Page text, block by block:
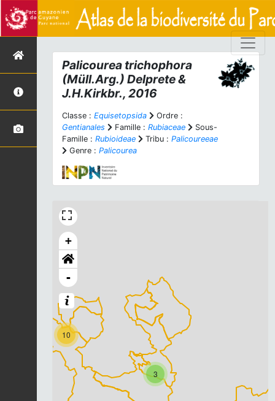
Palicourea trichophora
(Müll.Arg.) Delprete &
J.H.Kirkbr., 2016
Classe : Equisetopsida
Ordre :
Gentianales
Famille : Rubiaceae
Sous-
Famille : Rubioideae Tribu : Palicoureeae
Genre : Palicourea
3
10
+
-